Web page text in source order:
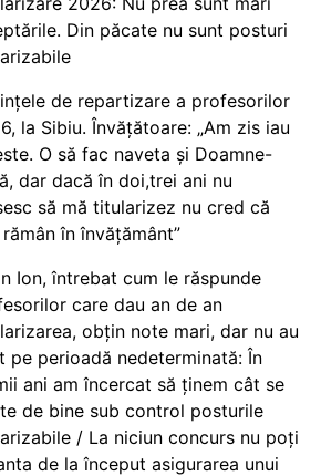
Din păcate nu sunt posturi
de repartizare a profesorilor
la Sibiu. Învățătoare: „Am zis iau
O să fac naveta și Doamne-
dar dacă în doi,trei ani nu
să mă titularizez nu cred că
în învățământ”
Ion, întrebat cum le răspunde
care dau an de an
obțin note mari, dar nu au
pe perioadă nedeterminată: În
ani am încercat să ținem cât se
de bine sub control posturile
/ La niciun concurs nu poți
de la început asigurarea unui